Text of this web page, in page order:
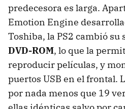
predecesora es larga.
Emotion Engine
Toshiba, la PS2 cambió su
DVD-ROM, lo que la
reproducir películas, y
puertos USB en el frontal.
por nada menos que 19